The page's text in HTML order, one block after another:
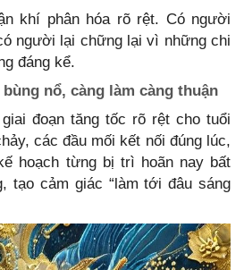
khí phân hóa rõ rệt. Có người
người lại chững lại vì những chi
đáng kể.
nổ, càng làm càng thuận
đoạn tăng tốc rõ rệt cho tuổi
các đầu mối kết nối đúng lúc,
hoạch từng bị trì hoãn nay bất
tạo cảm giác “làm tới đâu sáng